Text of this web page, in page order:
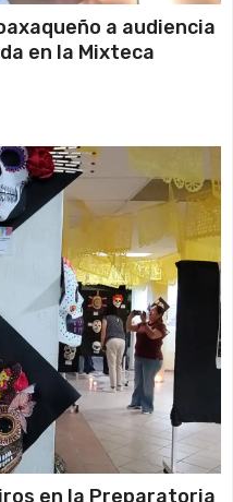
a audiencia
en la Mixteca
en la Preparatoria